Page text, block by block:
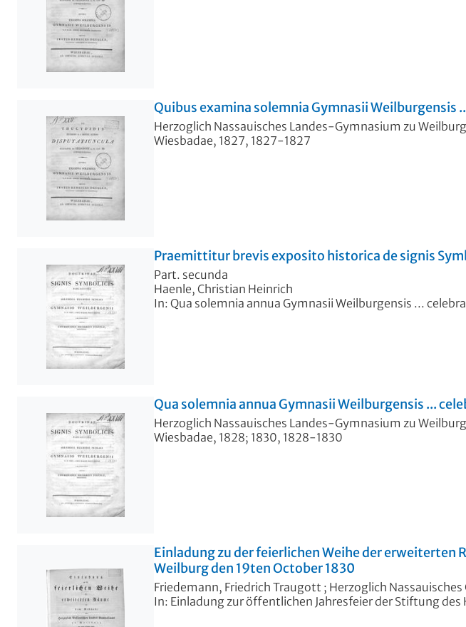
Quibus examina solemnia Gymnasii Weilburgensis
Herzoglich Nassauisches Landes-Gymnasium zu Weilburg
Wiesbadae, 1827, 1827-1827
Praemittitur brevis exposito historica de signis
Part. secunda
Haenle, Christian Heinrich
In: Qua solemnia annua Gymnasii Weilburgensis ...
Qua solemnia annua Gymnasii Weilburgensis ...
Herzoglich Nassauisches Landes-Gymnasium zu Weilburg
Wiesbadae, 1828; 1830, 1828-1830
Einladung zu der feierlichen Weihe der erweiterten
Weilburg den 19ten October 1830
Friedemann, Friedrich Traugott ; Herzoglich
In: Einladung zur öffentlichen Jahresfeier der Stiftung